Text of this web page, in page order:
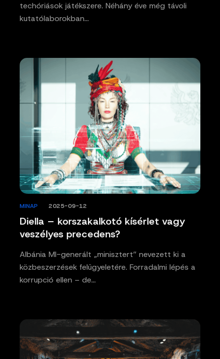
techóriások játékszere. Néhány éve még távoli
kutatólaborokban…
Diella – korszakalkotó kísérlet vagy
veszélyes precedens?
MINAP 2025-09-12
Albánia MI-generált „minisztert” nevezett ki a
közbeszerzések felügyeletére. Forradalmi lépés a
korrupció ellen – de…